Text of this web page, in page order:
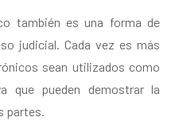
también es una forma de
judicial. Cada vez es más
sean utilizados como
que pueden demostrar la
partes.